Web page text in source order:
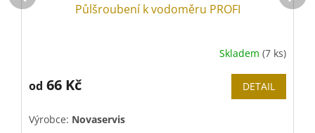
Půlšroubení k vodoměru PROFI
Skladem (7 ks)
od 66 Kč DETAIL
Výrobce: Novaservis